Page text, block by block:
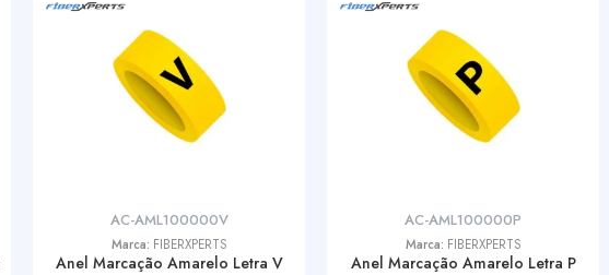
AC-AML100000V
Marca: FIBERXPERTS
Anel Marcação Amarelo Letra V
AC-AML100000P
Marca: FIBERXPERTS
Anel Marcação Amarelo Letra P